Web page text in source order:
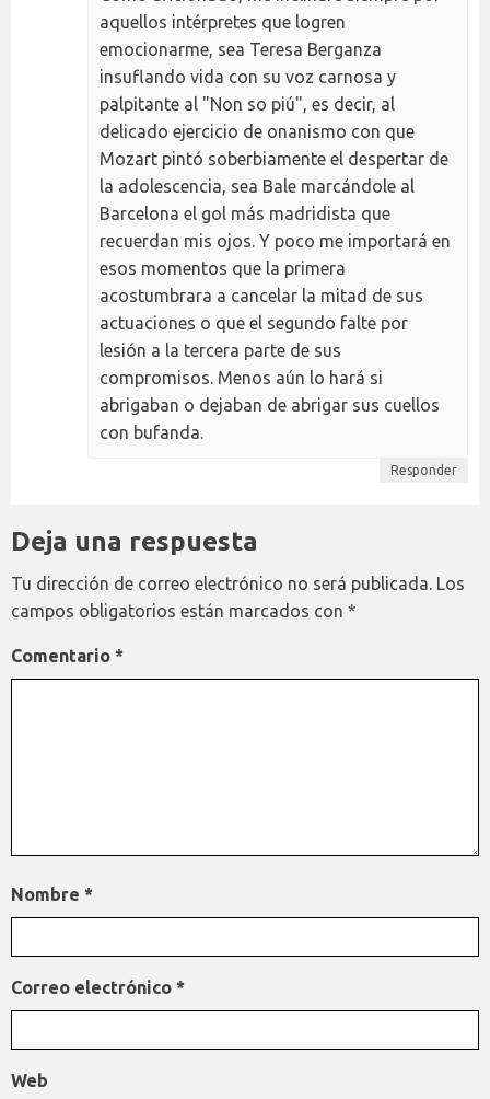
aquellos intérpretes que logren
emocionarme, sea Teresa Berganza
insuflando vida con su voz carnosa y
palpitante al "Non so piú", es decir, al
delicado ejercicio de onanismo con que
Mozart pintó soberbiamente el despertar de
la adolescencia, sea Bale marcándole al
Barcelona el gol más madridista que
recuerdan mis ojos. Y poco me importará en
esos momentos que la primera
acostumbrara a cancelar la mitad de sus
actuaciones o que el segundo falte por
lesión a la tercera parte de sus
compromisos. Menos aún lo hará si
abrigaban o dejaban de abrigar sus cuellos
con bufanda.
Responder
Deja una respuesta
Tu dirección de correo electrónico no será publicada. Los
campos obligatorios están marcados con *
Comentario *
Nombre *
Correo electrónico *
Web